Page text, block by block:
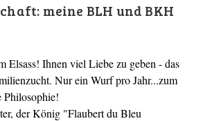
meine BLH und BKH
Elsass! Ihnen viel Liebe zu geben - das
Nur ein Wurf pro Jahr...zum
Philosophie!
der König "Flaubert du Bleu